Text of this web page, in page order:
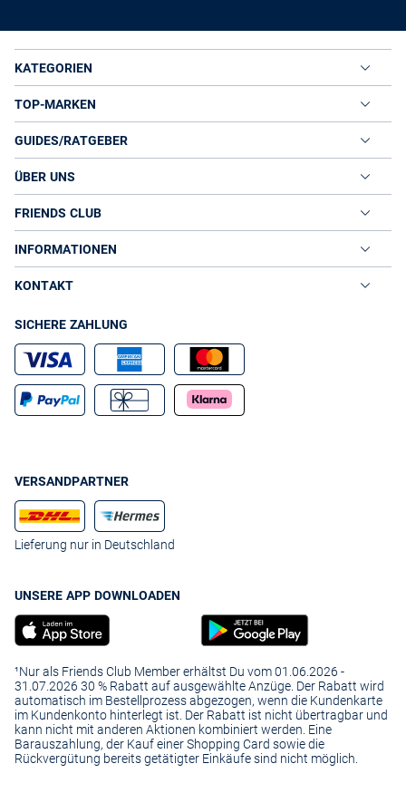
KATEGORIEN
TOP-MARKEN
GUIDES/RATGEBER
ÜBER UNS
FRIENDS CLUB
INFORMATIONEN
KONTAKT
SICHERE ZAHLUNG
VERSANDPARTNER
Lieferung nur in Deutschland
UNSERE APP DOWNLOADEN
¹Nur als Friends Club Member erhältst Du vom 01.06.2026 -
31.07.2026 30 % Rabatt auf ausgewählte Anzüge. Der Rabatt wird
automatisch im Bestellprozess abgezogen, wenn die Kundenkarte
im Kundenkonto hinterlegt ist. Der Rabatt ist nicht übertragbar und
kann nicht mit anderen Aktionen kombiniert werden. Eine
Barauszahlung, der Kauf einer Shopping Card sowie die
Rückvergütung bereits getätigter Einkäufe sind nicht möglich.